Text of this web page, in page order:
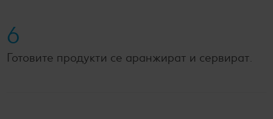
6
Готовите продукти се аранжират и сервират.